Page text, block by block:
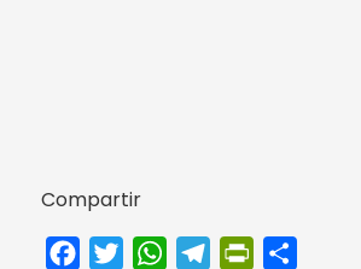
Compartir
FacebookTwitterWhatsAppTelegramPrintFriendly